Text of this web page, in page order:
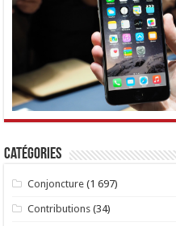
Catégories
Conjoncture (1 697)
Contributions (34)